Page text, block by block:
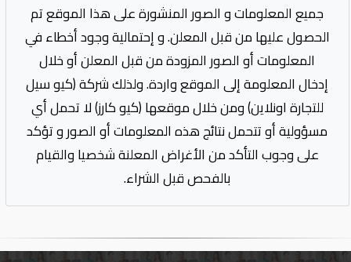
جميع المعلومات و الصور المنشورة على هذا الموقع تم
الحصول عليها من قبل المعلن. و إحتمالية وجود أخطاء في
المعلومات أو الصور المزودة من قبل المعلن أو خلال
إدخال المعلومة إلى الموقع واردة. ولذلك شركة (كيو سيل
للتجارة اونلاين) ومن خلال موقعها (كيو كارز) لا تحمل أي
مسؤولية أو تتحمل نتائج هذه المعلومات أو الصور و تؤكد
على وجوب التأكد من الأغراض المعلنة شخصيا والقيام
بالفحص قبل الشراء.